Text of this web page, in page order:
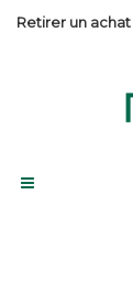
Retirer un achat